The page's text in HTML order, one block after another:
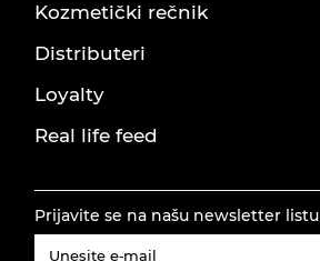
Kozmetički rečnik
Distributeri
Loyalty
Real life feed
Prijavite se na našu newsletter listu